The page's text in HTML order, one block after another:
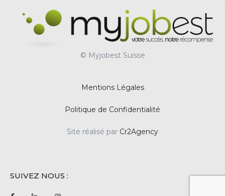
© Myjobest Suisse
Mentions Légales
Politique de Confidentialité
Site réalisé par Cr2Agency
SUIVEZ NOUS :